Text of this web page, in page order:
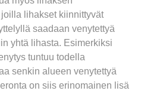
lihakset kiinnittyvät
saadaan venytettyä
yhtä lihasta. Esimerkiksi
tuntuu todella
senkin alueen venytettyä
on siis erinomainen lisä